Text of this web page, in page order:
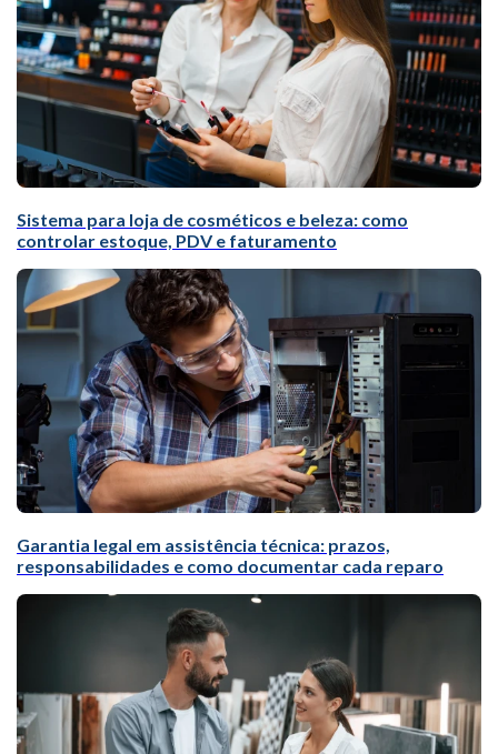
Sistema para loja de cosméticos e beleza: como
controlar estoque, PDV e faturamento
Garantia legal em assistência técnica: prazos,
responsabilidades e como documentar cada reparo